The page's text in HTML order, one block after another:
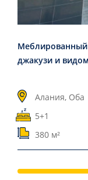
Меблированный
джакузи и
Алания, Оба
5+1
380 м²